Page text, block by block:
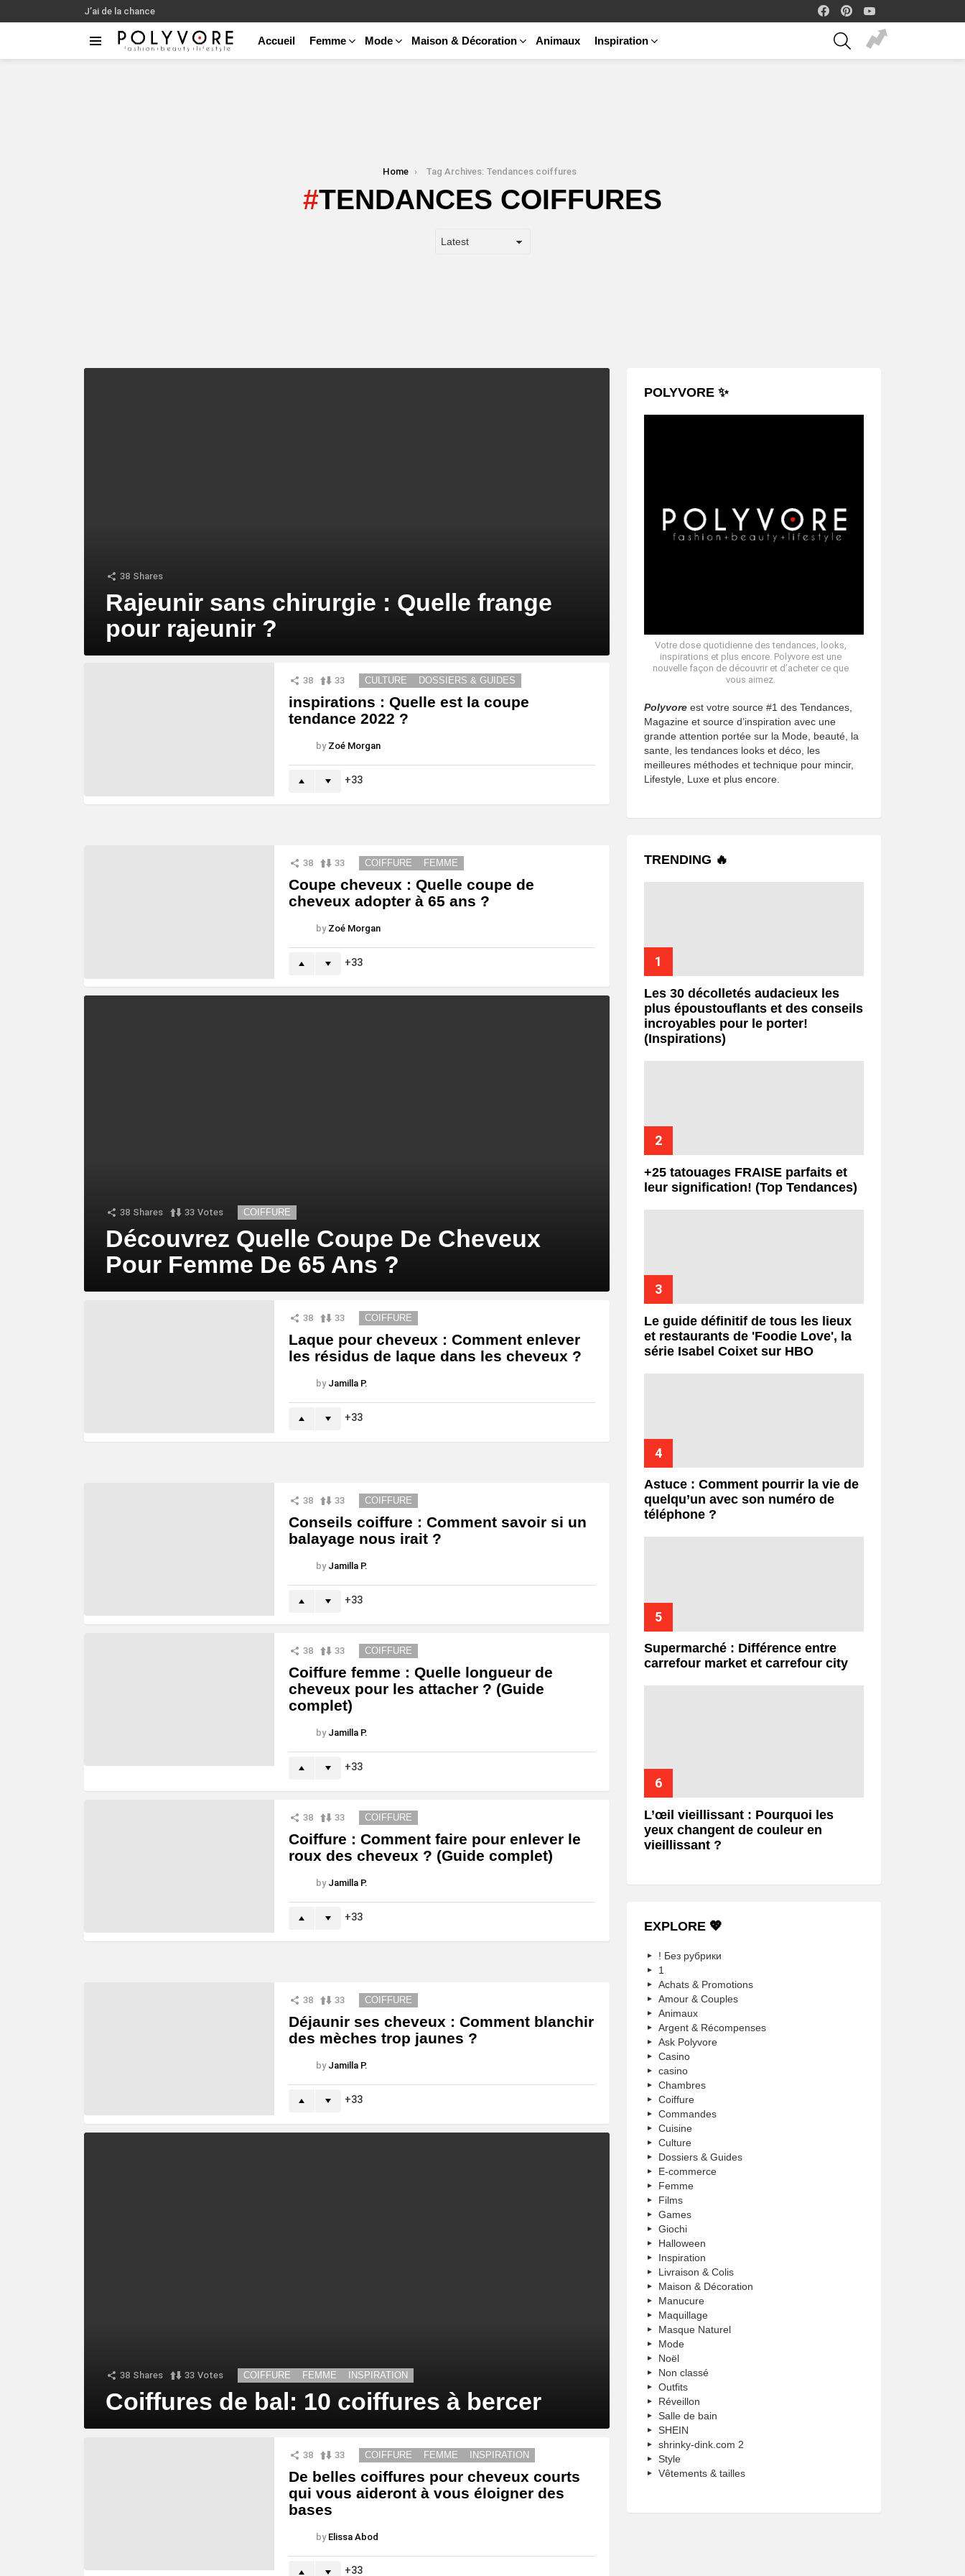
J’ai de la chance
facebook
Accueil Femme Mode Maison & Décoration Animaux Inspiration
SEARCH
Home Tag Archives: Tendances coiffures
TENDANCES COIFFURES
38 Shares
Rajeunir sans chirurgie : Quelle frange
pour rajeunir ?
38 33 CULTURE DOSSIERS & GUIDES
inspirations : Quelle est la coupe
tendance 2022 ?
by Zoé Morgan
33
38 33 COIFFURE FEMME
Coupe cheveux : Quelle coupe de
cheveux adopter à 65 ans ?
by Zoé Morgan
33
38 Shares 33 Votes COIFFURE
Découvrez Quelle Coupe De Cheveux
Pour Femme De 65 Ans ?
38 33 COIFFURE
Laque pour cheveux : Comment enlever
les résidus de laque dans les cheveux ?
by Jamilla P.
33
38 33 COIFFURE
Conseils coiffure : Comment savoir si un
balayage nous irait ?
by Jamilla P.
33
38 33 COIFFURE
Coiffure femme : Quelle longueur de
cheveux pour les attacher ? (Guide
complet)
by Jamilla P.
33
38 33 COIFFURE
Coiffure : Comment faire pour enlever le
roux des cheveux ? (Guide complet)
by Jamilla P.
33
38 33 COIFFURE
Déjaunir ses cheveux : Comment blanchir
des mèches trop jaunes ?
by Jamilla P.
33
38 Shares 33 Votes COIFFURE FEMME INSPIRATION
Coiffures de bal: 10 coiffures à bercer
38 33 COIFFURE FEMME INSPIRATION
De belles coiffures pour cheveux courts
qui vous aideront à vous éloigner des
bases
by Elissa Abod
33
POLYVORE ✨
Votre dose quotidienne des tendances, looks,
inspirations et plus encore. Polyvore est une
nouvelle façon de découvrir et d’acheter ce que
vous aimez.
Polyvore est votre source #1 des Tendances,
Magazine et source d’inspiration avec une
grande attention portée sur la Mode, beauté, la
sante, les tendances looks et déco, les
meilleures méthodes et technique pour mincir,
Lifestyle, Luxe et plus encore.
TRENDING 🔥
Les 30 décolletés audacieux les
plus époustouflants et des conseils
incroyables pour le porter!
(Inspirations)
+25 tatouages ​​FRAISE parfaits et
leur signification! (Top Tendances)
Le guide définitif de tous les lieux
et restaurants de 'Foodie Love', la
série Isabel Coixet sur HBO
Astuce : Comment pourrir la vie de
quelqu’un avec son numéro de
téléphone ?
Supermarché : Différence entre
carrefour market et carrefour city
L’œil vieillissant : Pourquoi les
yeux changent de couleur en
vieillissant ?
EXPLORE 💖
! Без рубрики
1
Achats & Promotions
Amour & Couples
Animaux
Argent & Récompenses
Ask Polyvore
Casino
casino
Chambres
Coiffure
Commandes
Cuisine
Culture
Dossiers & Guides
E-commerce
Femme
Films
Games
Giochi
Halloween
Inspiration
Livraison & Colis
Maison & Décoration
Manucure
Maquillage
Masque Naturel
Mode
Noël
Non classé
Outfits
Réveillon
Salle de bain
SHEIN
shrinky-dink.com 2
Style
Vêtements & tailles